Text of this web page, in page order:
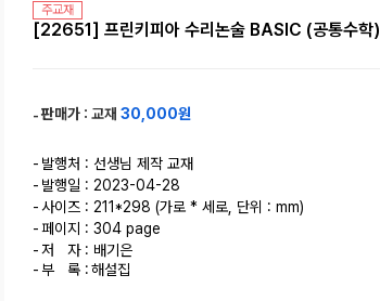
주교재
[22651] 프린키피아 수리논술 BASIC (공통수학)
판매가 : 교재 30,000원
발행처 : 선생님 제작 교재
발행일 : 2023-04-28
사이즈 : 211*298 (가로 * 세로, 단위 : mm)
페이지 : 304 page
저 자 : 배기은
부 록 :해설집